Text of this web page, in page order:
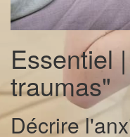
Essentiel
traumas"
Décrire